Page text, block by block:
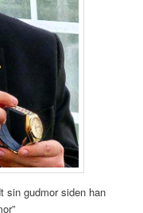
sin gudmor siden han